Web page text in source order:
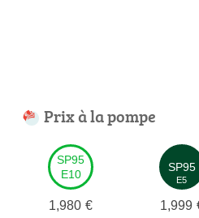
Prix à la pompe
SP95
E10
1,980 €
SP95
E5
1,999